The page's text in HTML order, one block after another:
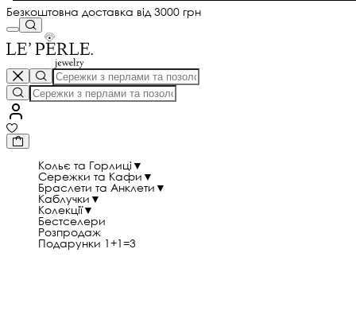
Безкоштовна доставка від 3000 грн
Кольє та Горлиці ▼
Сережки та Кафи ▼
Браслети та Анклети ▼
Каблучки ▼
Колекції▼
Бестселери
Розпродаж
Подарунки 1+1=3